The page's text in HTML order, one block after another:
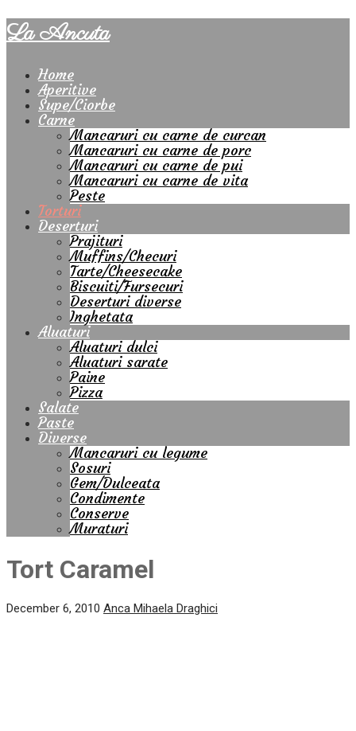
La Ancuta
Home
Aperitive
Supe/Ciorbe
Carne
Mancaruri cu carne de curcan
Mancaruri cu carne de porc
Mancaruri cu carne de pui
Mancaruri cu carne de vita
Peste
Torturi
Deserturi
Prajituri
Muffins/Checuri
Tarte/Cheesecake
Biscuiti/Fursecuri
Deserturi diverse
Inghetata
Aluaturi
Aluaturi dulci
Aluaturi sarate
Paine
Pizza
Salate
Paste
Diverse
Mancaruri cu legume
Sosuri
Gem/Dulceata
Condimente
Conserve
Muraturi
Tort Caramel
December 6, 2010 Anca Mihaela Draghici